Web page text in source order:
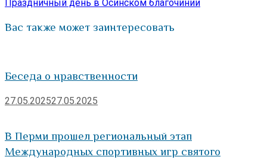
Праздничный день в Осинском благочинии
Вас также может заинтересовать
Беседа о нравственности
27.05.202527.05.2025
В Перми прошел региональный этап
Международных спортивных игр святого